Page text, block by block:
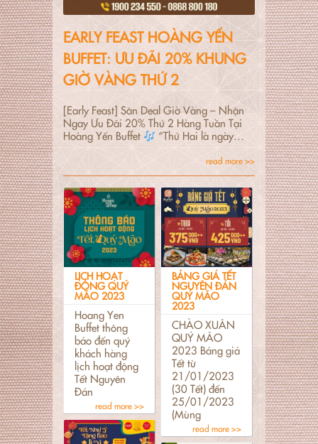
EARLY FEAST HOÀNG YẾN
BUFFET: ƯU ĐÃI 20% KHUNG
GIỜ VÀNG THỨ 2
[Early Feast] Săn Deal Giờ Vàng – Nhận
Ngay Ưu Đãi 20% Thứ 2 Hàng Tuần Tại
Hoàng Yến Buffet
“Thứ Hai là ngày…
read more >>
LỊCH HOẠT
ĐỘNG QUÝ
MÃO 2023
Hoang Yen
Buffet thông
báo đến quý
khách hàng
lịch hoạt động
Tết Nguyên
Đán
read more >>
BẢNG GIÁ TẾT
NGUYÊN ĐÁN
QUÝ MÃO
2023
CHÀO XUÂN
QUÝ MÃO
2023 Bảng giá
Tết từ
21/01/2023
(30 Tết) đến
25/01/2023
(Mùng
read more >>